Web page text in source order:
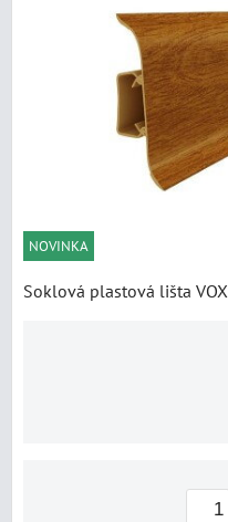
NOVINKA
Soklová plastová lišta VOX